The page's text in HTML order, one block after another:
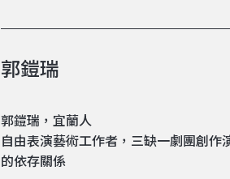
郭鎧瑞
郭鎧瑞，宜蘭人
自由表演藝術工作者，三缺一劇團創
的依存關係